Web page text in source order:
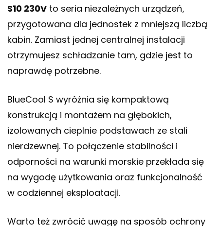
S10 230V to seria niezależnych urządzeń,
przygotowana dla jednostek z mniejszą liczbą
kabin. Zamiast jednej centralnej instalacji
otrzymujesz schładzanie tam, gdzie jest to
naprawdę potrzebne.
BlueCool S wyróżnia się kompaktową
konstrukcją i montażem na głębokich,
izolowanych cieplnie podstawach ze stali
nierdzewnej. To połączenie stabilności i
odporności na warunki morskie przekłada się
na wygodę użytkowania oraz funkcjonalność
w codziennej eksploatacji.
Warto też zwrócić uwagę na sposób ochrony